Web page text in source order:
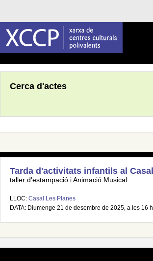
Cerca d'actes
Tarda d'activitats infantils al Casal
taller d'estampació i Animació Musical
LLOC: Casal Les Planes
DATA: Diumenge 21 de desembre de 2025, a les 16 h